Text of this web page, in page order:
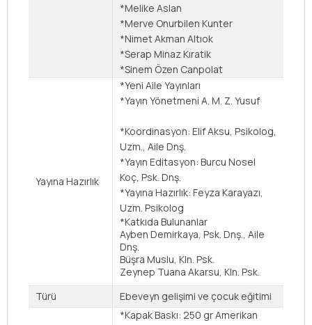
*Melike Aslan
*Merve Onurbilen Kunter
*Nimet Akman Altıok
*Serap Minaz Kıratik
*Sinem Özen Canpolat
Yayına Hazırlık
*Yeni Aile Yayınları
*Yayın Yönetmeni A. M. Z. Yusuf
*Koordinasyon: Elif Aksu, Psikolog,
Uzm., Aile Dnş.
*Yayın Editasyon: Burcu Nosel
Koç, Psk. Dnş.
*Yayına Hazırlık: Feyza Karayazı,
Uzm. Psikolog
*Katkıda Bulunanlar
Ayben Demirkaya, Psk. Dnş., Aile
Dnş.
Büşra Muslu, Kln. Psk.
Zeynep Tuana Akarsu, Kln. Psk.
Türü
Ebeveyn gelişimi ve çocuk eğitimi
*Kapak Baskı: 250 gr Amerikan